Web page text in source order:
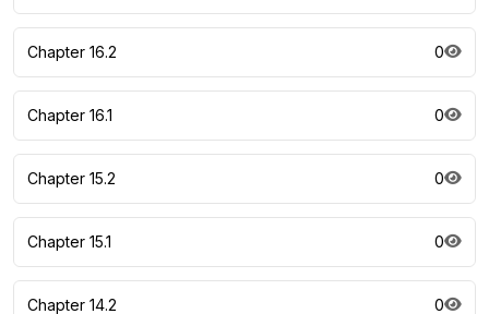
Chapter 16.2 0
Chapter 16.1 0
Chapter 15.2 0
Chapter 15.1 0
Chapter 14.2 0